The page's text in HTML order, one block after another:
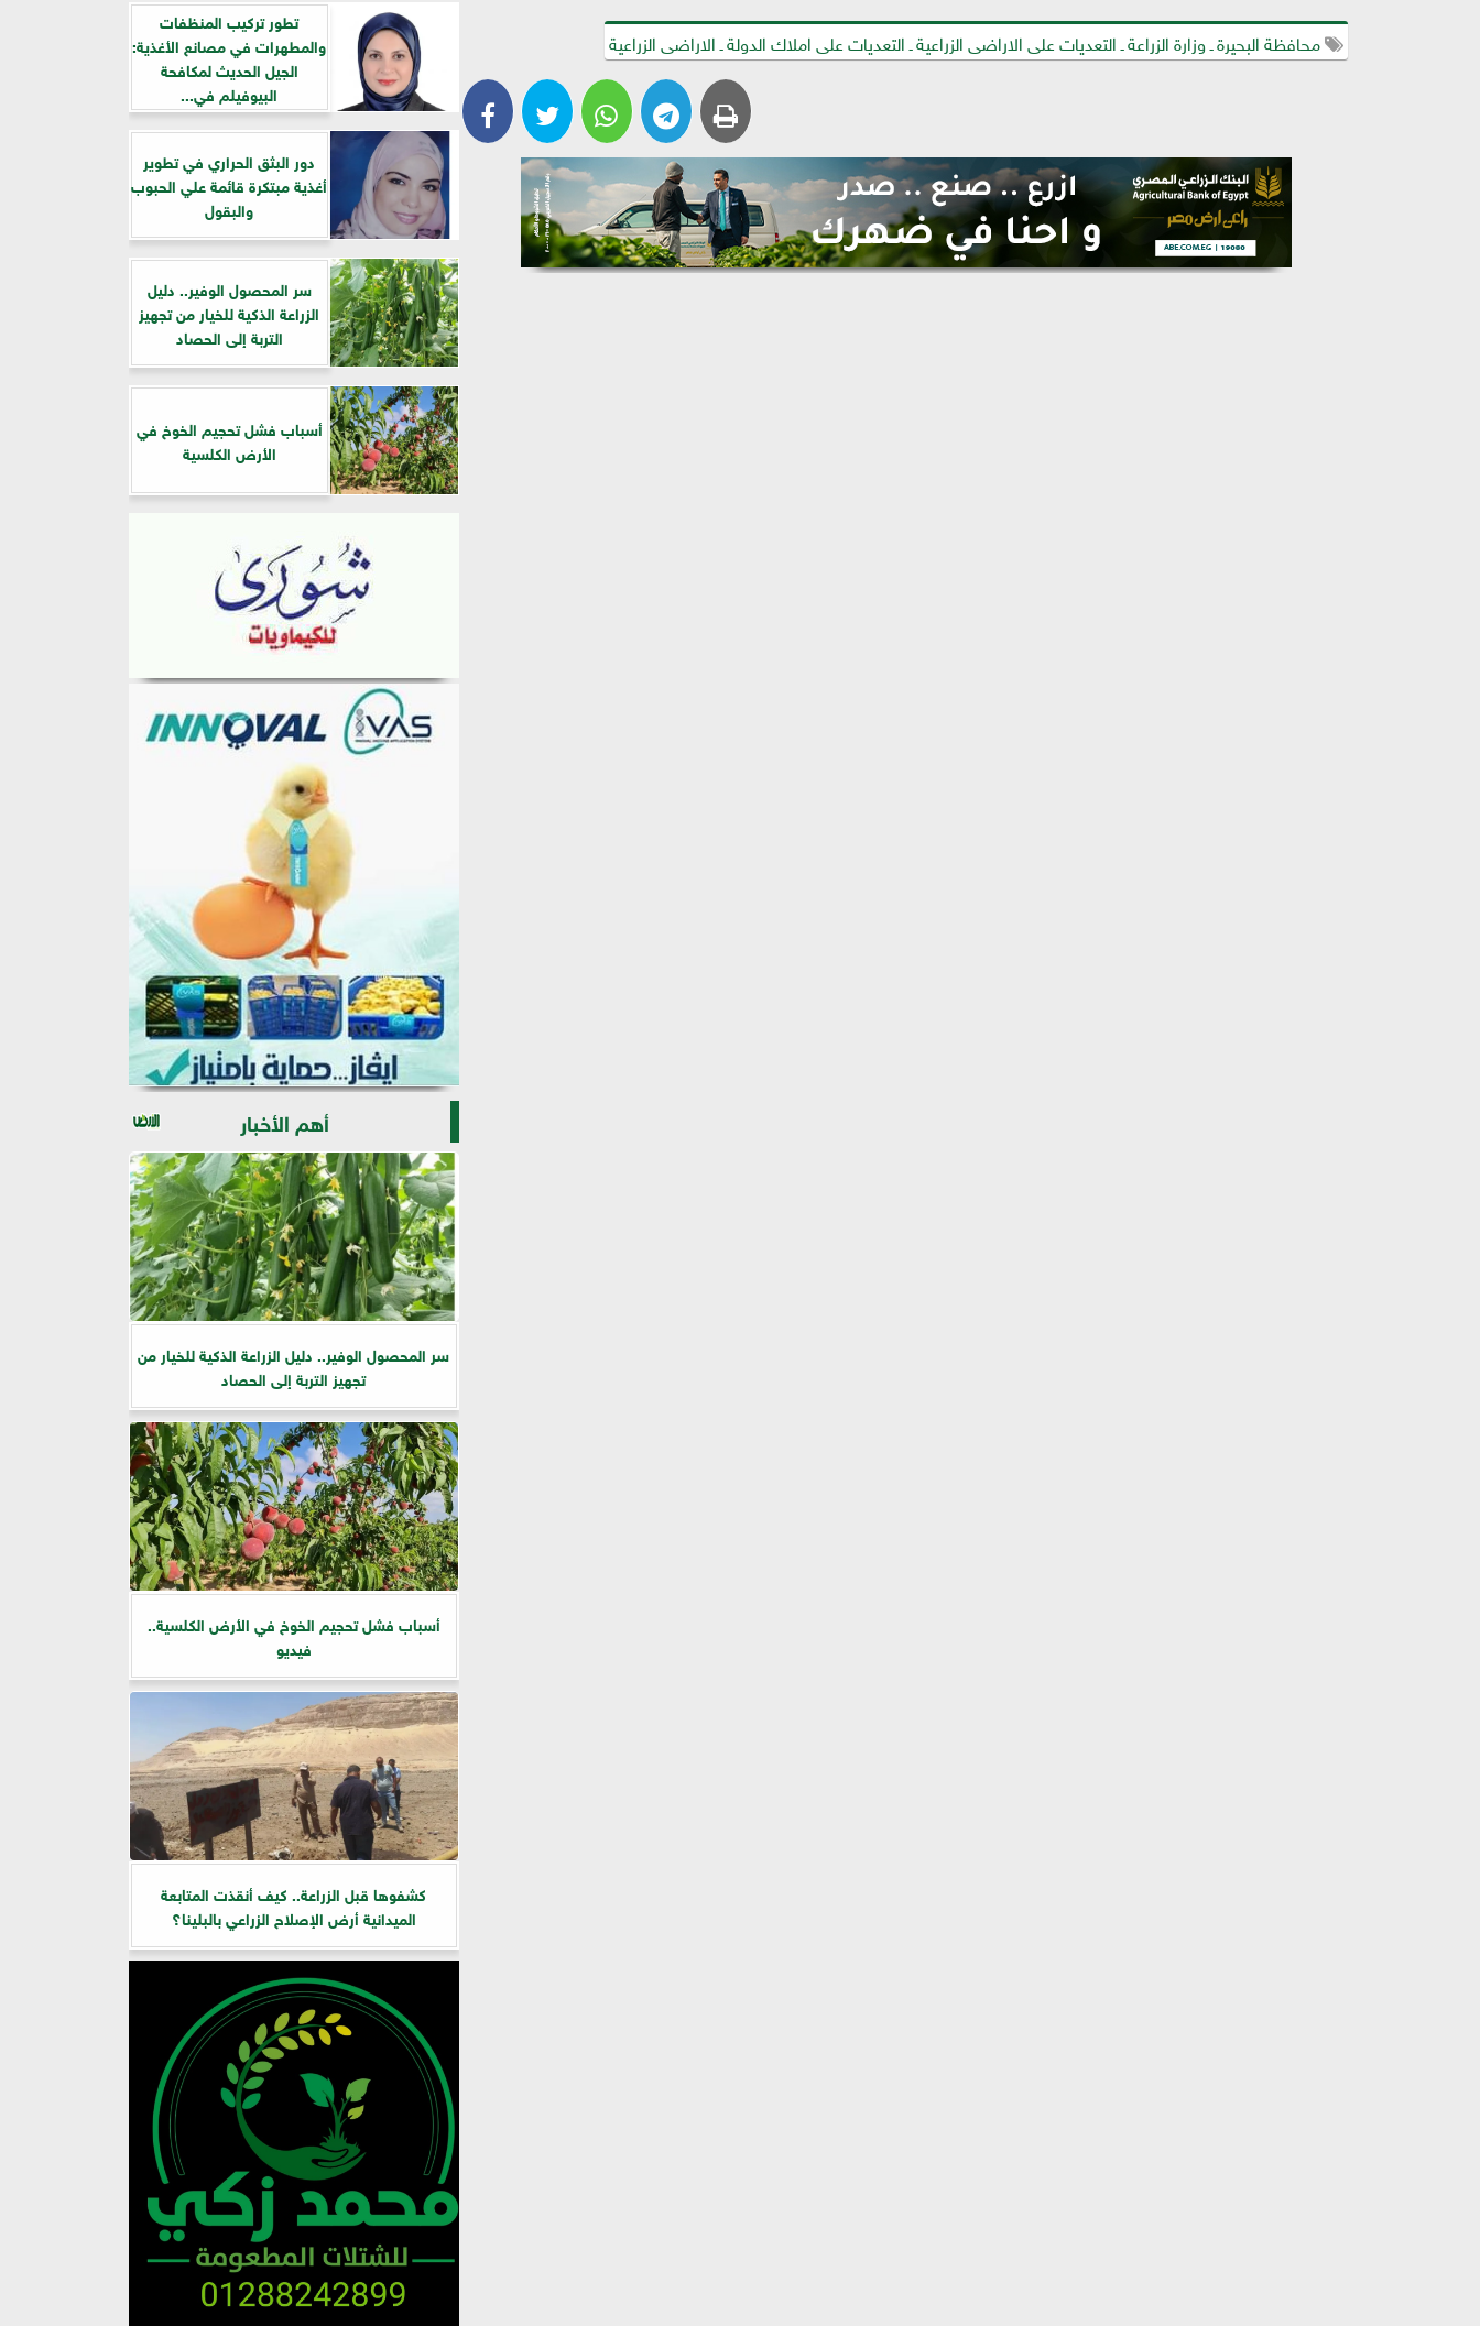
محافظة البحيرة ـ وزارة الزراعة ـ التعديات على الاراضى الزراعية ـ التعديات على املاك الدولة ـ الاراضى الزراعية
تطور تركيب المنظفات
والمطهرات في مصانع الأغذية:
الجيل الحديث لمكافحة
البيوفيلم في...
دور البثق الحراري في تطوير
أغذية مبتكرة قائمة علي الحبوب
والبقول
سر المحصول الوفير.. دليل
الزراعة الذكية للخيار من تجهيز
التربة إلى الحصاد
أسباب فشل تحجيم الخوخ في
الأرض الكلسية
أهم الأخبار
سر المحصول الوفير.. دليل الزراعة الذكية للخيار من
تجهيز التربة إلى الحصاد
أسباب فشل تحجيم الخوخ في الأرض الكلسية..
فيديو
كشفوها قبل الزراعة.. كيف أنقذت المتابعة
الميدانية أرض الإصلاح الزراعي بالبلينا؟